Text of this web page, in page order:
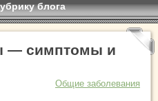
блога
— симптомы и
Общие заболевания